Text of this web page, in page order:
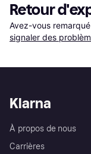
Retour
Avez-vous
signaler des
Klarna
À propos de nous
Carrières